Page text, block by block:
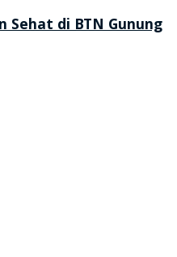
Sehat di BTN Gunung